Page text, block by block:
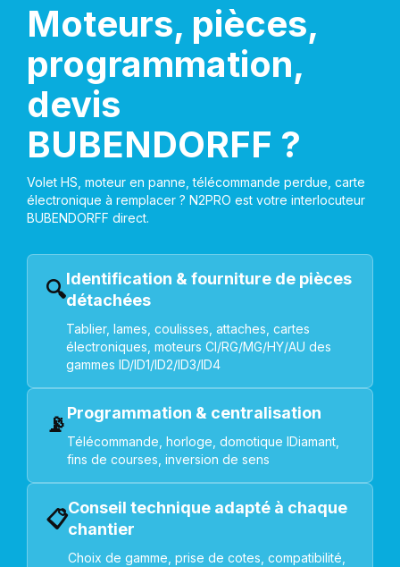
Moteurs, pièces,
programmation,
devis
BUBENDORFF ?
Volet HS, moteur en panne, télécommande perdue, carte
électronique à remplacer ? N2PRO est votre interlocuteur
BUBENDORFF direct.
🔍Identification & fourniture de pièces
détachées
Tablier, lames, coulisses, attaches, cartes
électroniques, moteurs CI/RG/MG/HY/AU des
gammes ID/ID1/ID2/ID3/ID4
📡Programmation & centralisation
Télécommande, horloge, domotique IDiamant,
fins de courses, inversion de sens
📋Conseil technique adapté à chaque
chantier
Choix de gamme, prise de cotes, compatibilité,